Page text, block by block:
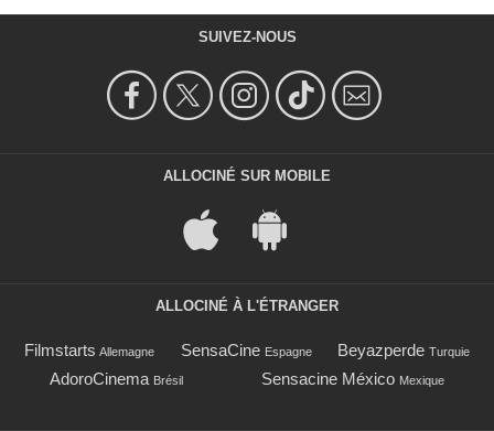
SUIVEZ-NOUS
ALLOCINÉ SUR MOBILE
ALLOCINÉ À L'ÉTRANGER
Filmstarts Allemagne SensaCine Espagne Beyazperde Turquie
AdoroCinema Brésil Sensacine México Mexique